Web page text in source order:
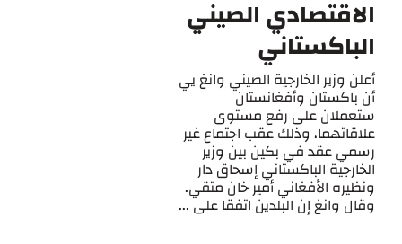
الاقتصادي الصيني
الباكستاني
أعلن وزير الخارجية الصيني وانغ يي
أن باكستان وأفغانستان
ستعملان على رفع مستوى
علاقاتهما، وذلك عقب اجتماع غير
رسمي عقد في بكين بين وزير
الخارجية الباكستاني إسحاق دار
ونظيره الأفغاني أمير خان متقي.
وقال وانغ إن البلدين اتفقا على ...